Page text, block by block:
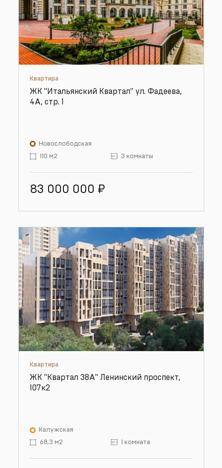
Квартира
ЖК "Итальянский Квартал" ул. Фадеева,
4А, стр. 1
Новослободская
110 м2
3 комнаты
83 000 000 ₽
Квартира
ЖК "Квартал 38А" Ленинский проспект,
107к2
Калужская
68,3 м2
1 комната